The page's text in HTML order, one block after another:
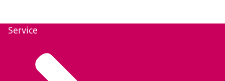
Service